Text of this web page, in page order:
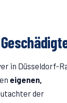
in Düsseldorf-
eigenen,
der